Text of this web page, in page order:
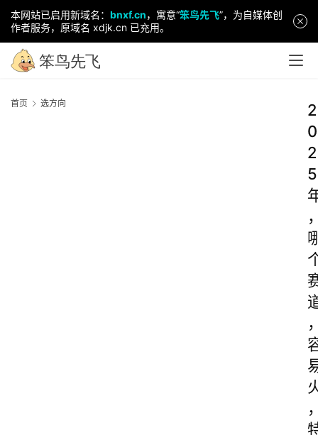
本网站已启用新域名： bnxf.cn，寓意“笨鸟先飞”，为自媒体创
作者服务，原域名 xdjk.cn 已充用。
首页 选方向
2
0
2
5